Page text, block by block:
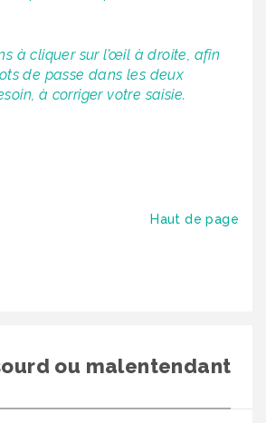
à cliquer sur l’œil à droite, afin
de passe dans les deux
à corriger votre saisie.
Haut de page
ou malentendant